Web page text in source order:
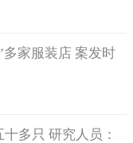
家服装店 案发时
多只 研究人员：